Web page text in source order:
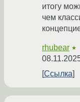
итогу
чем
rhubear ★
Ссылка